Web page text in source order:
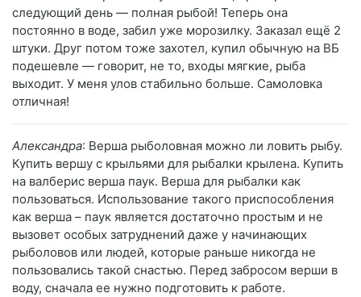
следующий день — полная рыбой! Теперь она
постоянно в воде, забил уже морозилку. Заказал ещё 2
штуки. Друг потом тоже захотел, купил обычную на ВБ
подешевле — говорит, не то, входы мягкие, рыба
выходит. У меня улов стабильно больше. Самоловка
отличная!
Александра: Верша рыболовная можно ли ловить рыбу.
Купить вершу с крыльями для рыбалки крылена. Купить
на валберис верша паук. Верша для рыбалки как
пользоваться. Использование такого приспособления
как верша – паук является достаточно простым и не
вызовет особых затруднений даже у начинающих
рыболовов или людей, которые раньше никогда не
пользовались такой снастью. Перед забросом верши в
воду, сначала ее нужно подготовить к работе.